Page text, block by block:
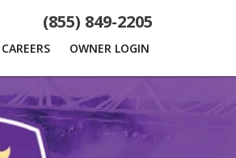
(855) 849-2205
CAREERS OWNER LOGIN